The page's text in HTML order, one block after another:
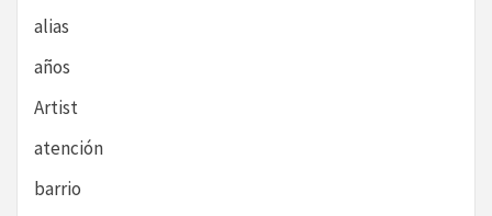
alias
años
Artist
atención
barrio